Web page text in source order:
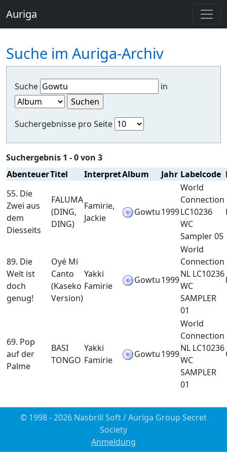
Auriga
Suche im Auriga-Archiv
Suche in
Suchergebnisse pro Seite
Suchergebnis 1 - 0 von 3
AbenteuerTitel InterpretAlbum Jahr Labelcode
55. Die
Zwei aus
dem
Diesseits
FALUMA
(DING,
DING)
Famirie,
Jackie
Gowtu1999
World
Connection
LC10236
WC
Sampler 05
89. Die
Welt ist
doch
genug!
Oyé Mi
Canto
(Kaseko
Version)
Yakki
Famirie
Gowtu1999
World
Connection
NL LC10236
WC
SAMPLER
01
69. Pop
auf der
Palme
BASI
TONGO
Yakki
Famirie
Gowtu1999
World
Connection
NL LC10236
WC
SAMPLER
01
© 1998 - 2026 Nasbrill Soft / Auriga Group Secret
Society
Anmeldung